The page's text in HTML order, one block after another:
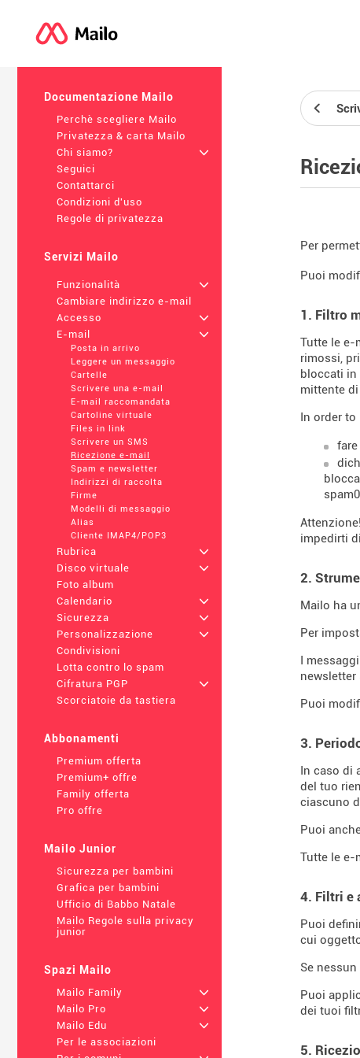
Documentazione Mailo
Perchè scegliere Mailo
Privatezza & carta Mailo
Chi siamo?
+
Seguici
Contattarci
Condizioni d'uso
Regole di privatezza
Servizi Mailo
Funzionalità
+
Cambiare indirizzo e-mail
Accesso
+
E-mail
+
Posta in arrivo
Leggere un messaggio
Cartelle
Scrivere una e-mail
E-mail raccomandata
Cartoline virtuale
Files in link
Scrivere un SMS
Ricezione e-mail
Spam e newsletter
Indirizzi di raccolta
Firme
Modelli di messaggio
Alias
Cliente IMAP4/POP3
Rubrica
+
Disco virtuale
+
Foto album
Calendario
+
Sicurezza
+
Personalizzazione
+
Condivisioni
Lotta contro lo spam
Cifratura PGP
+
Scorciatoie da tastiera
Abbonamenti
Premium offerta
Premium+ offre
Family offerta
Pro offre
Mailo Junior
Sicurezza per bambini
Grafica per bambini
Ufficio di Babbo Natale
Mailo Regole sulla privacy
junior
Spazi Mailo
Mailo Family
+
Mailo Pro
+
Mailo Edu
+
Per le associazioni
Per
Puoi
1. Filtro
Tutte le e-
rimossi,
bloccati in
mittente
In order to
impedirti
2.
Mailo ha
Per
I
Puoi
3.
In caso di
del tuo
ciascuno
Puoi
Tutte le e-
4. Filtri e
Puoi
cui
Se
Puoi
dei tuoi
5.